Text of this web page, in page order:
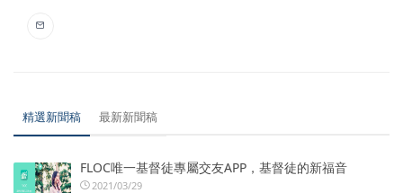
精選新聞稿 最新新聞稿
FLOC唯一基督徒專屬交友APP，基督徒的新福音
2021/03/29